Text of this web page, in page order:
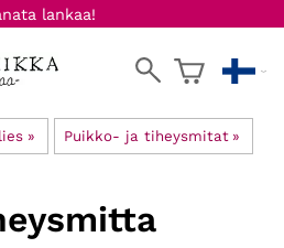
lankaa!
‪» Puikko- ja tiheysmitat ‪»